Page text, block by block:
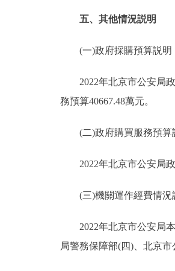
五、其他情況説明
(一)政府採購預算説明
2022年北京市公安局政
務預算40667.48萬元。
(二)政府購買服務預算
2022年北京市公安局政
(三)機關運作經費情況
2022年北京市公安局本
局警務保障部(四)、北京